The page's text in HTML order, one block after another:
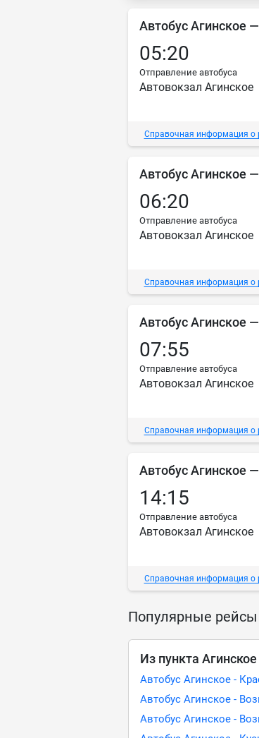
Автобус Агинское
05:20
Отправление автобуса
Автовокзал Агинское
Справочная информация о
Автобус Агинское
06:20
Отправление автобуса
Автовокзал Агинское
Справочная информация о
Автобус Агинское
07:55
Отправление автобуса
Автовокзал Агинское
Справочная информация о
Автобус Агинское
14:15
Отправление автобуса
Автовокзал Агинское
Справочная информация о
Популярные рейсы
Из пункта Агинское
Автобус Агинское -
Автобус Агинское -
Автобус Агинское -